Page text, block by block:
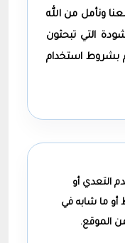
ونأمل من الله
التي تبحثون
بشروط استخدام
التعدي أو
أو ما شابه في
الموقع.